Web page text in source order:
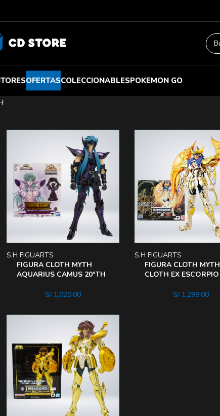
OFERTASCOLECCIONABLESPOKEMON GO
FIGURA CLOTH MYTH
AQUARIUS CAMUS 20°TH
S.H FIGUARTS
S/1,020.00
FIGURA CLOTH MYTH
CLOTH EX ESCORPIO
S.H FIGUARTS
S/1,299.00